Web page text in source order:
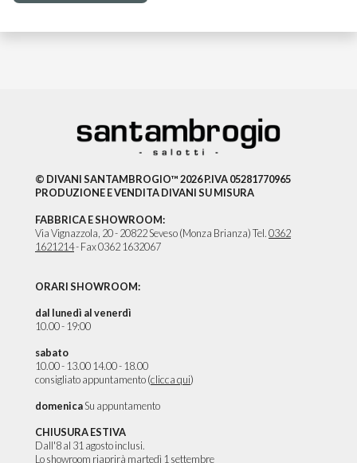
© DIVANI SANTAMBROGIO™ 2026 P.IVA 05281770965
PRODUZIONE E VENDITA DIVANI SU MISURA
FABBRICA E SHOWROOM:
Via Vignazzola, 20 - 20822 Seveso (Monza Brianza) Tel.0362
1621214- Fax 0362 1632067
ORARI SHOWROOM:
dal lunedì al venerdì
10.00 - 19:00
sabato
10.00 - 13.00 14.00 - 18.00
consigliato appuntamento (clicca qui)
domenicaSu appuntamento
CHIUSURA ESTIVA
Dall'8 al 31 agosto inclusi.
Lo showroom riaprirà martedì 1 settembre